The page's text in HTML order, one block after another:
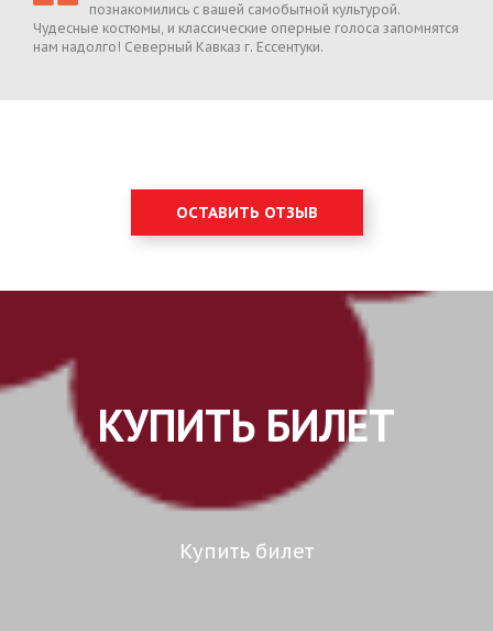
познакомились с вашей самобытной культурой.
Чудесные костюмы, и классические оперные голоса запомнятся
нам надолго! Северный Кавказ г. Ессентуки.
ОСТАВИТЬ ОТЗЫВ
КУПИТЬ БИЛЕТ
Купить билет